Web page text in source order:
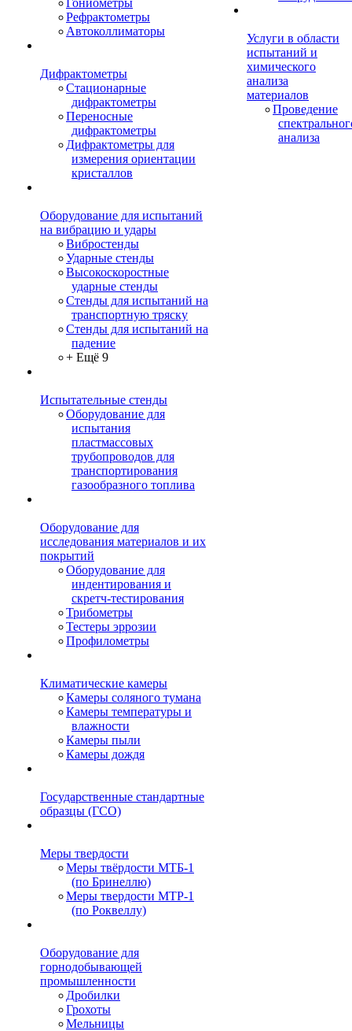
Гониометры
Рефрактометры
Автоколлиматоры
Дифрактометры
Стационарные
дифрактометры
Переносные
дифрактометры
Дифрактометры для
измерения ориентации
кристаллов
Оборудование для испытаний
на вибрацию и удары
Вибростенды
Ударные стенды
Высокоскоростные
ударные стенды
Стенды для испытаний на
транспортную тряску
Стенды для испытаний на
падение
+ Ещё 9
Испытательные стенды
Оборудование для
испытания
пластмассовых
трубопроводов для
транспортирования
газообразного топлива
Оборудование для
исследования материалов и их
покрытий
Оборудование для
индентирования и
скретч-тестирования
Трибометры
Тестеры эррозии
Профилометры
Климатические камеры
Камеры соляного тумана
Камеры температуры и
влажности
Камеры пыли
Камеры дождя
Государственные стандартные
образцы (ГСО)
Меры твердости
Меры твёрдости МТБ-1
(по Бринеллю)
Меры твердости МТР-1
(по Роквеллу)
Оборудование для
горнодобывающей
промышленности
Дробилки
Грохоты
Мельницы
Услуги в области
испытаний и
химического
анализа
материалов
Проведение
анализа